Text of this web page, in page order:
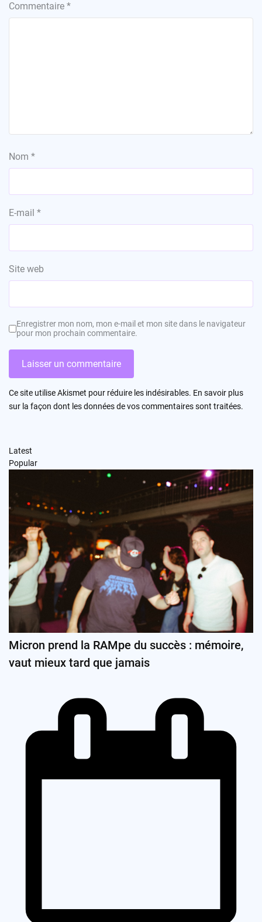
Commentaire *
Nom *
E-mail *
Site web
Enregistrer mon nom, mon e-mail et mon site dans le navigateur
pour mon prochain commentaire.
Ce site utilise Akismet pour réduire les indésirables. En savoir plus
sur la façon dont les données de vos commentaires sont traitées.
Latest
Popular
Micron prend la RAMpe du succès : mémoire,
vaut mieux tard que jamais